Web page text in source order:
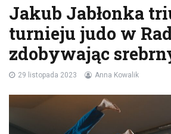
Jakub Jabłonka
turnieju judo w
zdobywając
29 listopada 2023 Anna Kowalik